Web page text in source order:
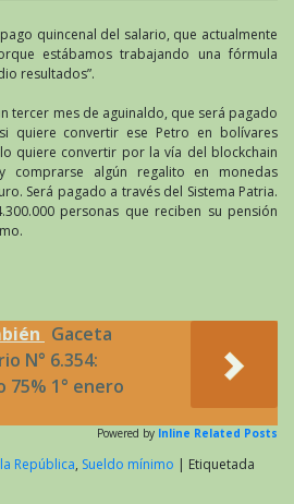
quincenal del salario, que actualmente
estábamos trabajando una fórmula
resultados”.
tercer mes de aguinaldo, que será pagado
quiere convertir ese Petro en bolívares
quiere convertir por la vía del blockchain
comprarse algún regalito en monedas
Será pagado a través del Sistema Patria.
personas que reciben su pensión
Gaceta
N° 6.354:
75% 1° enero
Powered by Inline Related Posts
República, Sueldo mínimo | Etiquetada